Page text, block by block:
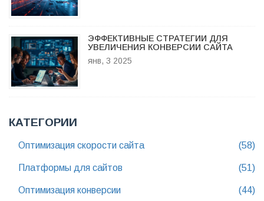
ЭФФЕКТИВНЫЕ СТРАТЕГИИ ДЛЯ
УВЕЛИЧЕНИЯ КОНВЕРСИИ САЙТА
янв, 3 2025
КАТЕГОРИИ
Оптимизация скорости сайта (58)
Платформы для сайтов (51)
Оптимизация конверсии (44)